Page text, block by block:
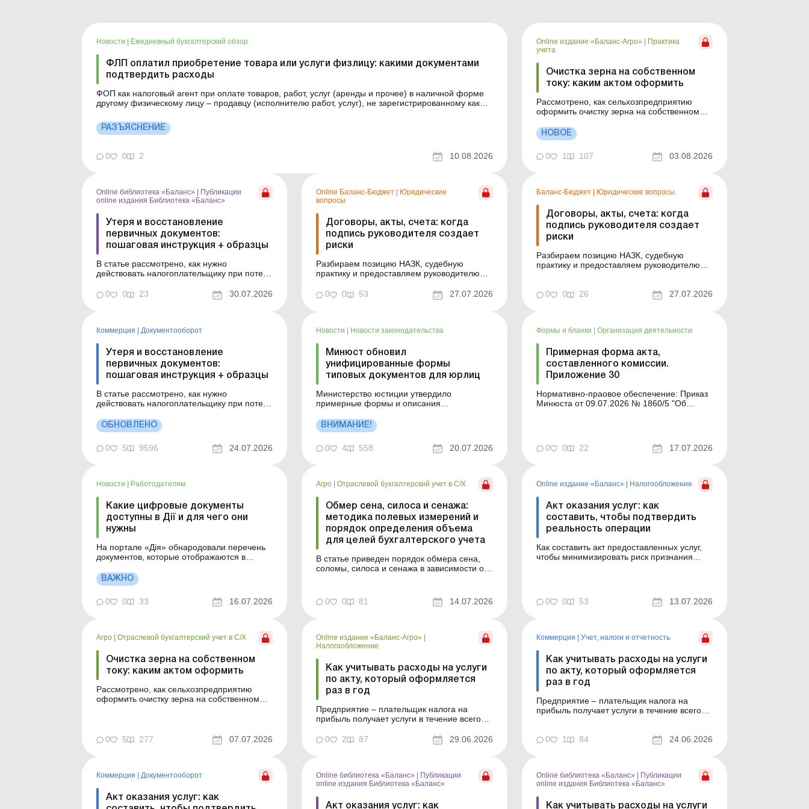
Новости Ежедневный бухгалтерский обзор
ФЛП оплатил приобретение товара или услуги физлицу: какими документами
подтвердить расходы
ФОП как налоговый агент при оплате товаров, работ, услуг (аренды и прочее) в наличной форме
другому физическому лицу – продавцу (исполнителю работ, услуг), не зарегистрированному как
(выполненных работ) (исполни...
РАЗЪЯСНЕНИЕ
0 0 2 10.08.2026
Online издание «Баланс-Агро»
Практика
учета
Очистка зерна на собственном
току: каким актом оформить
Рассмотрено, как сельхозпредприятию
оформить очистку зерна на собственном
34, можно ли использовать форму № 82
старого образца, как утвердить
собственный акт и как проверить
показатели очистки по контрольным
НОВОЕ
0 1 107 03.08.2026
Online библиотека «Баланс»
Публикации
online издания Библиотека «Баланс»
Утеря и восстановление
первичных документов:
пошаговая инструкция + образцы
В статье рассмотрено, как нужно
действовать налогоплательщику при потере
образцы необходимых документов. Серия
Библиотека «Баланс» Спецтема
первичных документов может быть ...
0 0 23 30.07.2026
Online Баланс-Бюджет
Юридические
вопросы
Договоры, акты, счета: когда
подпись руководителя создает
риски
Разбираем позицию НАЗК, судебную
практику и предоставляем руководителю
чтобы не очутиться под угрозой
ли подпись руководителя на акте или ...
0 0 53 27.07.2026
Баланс-Бюджет Юридические вопросы.
Договоры, акты, счета: когда
подпись руководителя создает
риски
Разбираем позицию НАЗК, судебную
практику и предоставляем руководителю
ответственности. Тема статьи: Договоры,
0 0 26 27.07.2026
Коммерция | Документооборот
Утеря и восстановление
первичных документов:
пошаговая инструкция + образцы
В статье рассмотрено, как нужно
действовать налогоплательщику при потере
образцы необходимых документов. Утеря
первичных документов может быть связана
с небрежностью лиц, ответственных за
хранение документов, кражей, природными
ОБНОВЛЕНО
0 5 9596 24.07.2026
Новости | Новости законодательства
Минюст обновил
унифицированные формы
типовых документов для юрлиц
Министерство юстиции утвердило
примерные формы и описания
создаются во время деятельности
юридических лиц. Больше по теме:
Правила делопроизводства: изменения в
электронном документообороте и другие
ВНИМАНИЕ!
0 4 558 20.07.2026
Формы и бланки | Организация деятельности
Примерная форма акта,
составленного комиссии.
Приложение 30
Нормативно-праовое обеспечение: Приказ
Минюста от 09.07.2026 № 1860/5 "Об
деятельности юридического лица» Форма
для загрузки: Другие примерные формы и
0 0 22 17.07.2026
Новости | Работодателям.
Какие цифровые документы
доступны в Дії и для чего они
нужны
На портале «Дія» обнародовали перечень
документов, которые отображаются в
чего они – узнайте из этого материала.
Больше по теме: Когда и как подать
декларацию об имущественном состоянии
и доходах В приложении «Дія» уже досту...
ВАЖНО
0 0 33 16.07.2026
Агро | Отраслевой бухгалтерский учет в С/Х
Обмер сена, силоса и сенажа:
методика полевых измерений и
порядок определения объема
для целей бухгалтерского учета
В статье приведен порядок обмера сена,
соломы, силоса и сенажа в зависимости от
измерений для целей бухгалтерского учета.
Остатки кормов в бухгалтерском учете
фа...
0 0 81 14.07.2026
Online издание «Баланс» | Налогообложение
Акт оказания услуг: как
составить, чтобы подтвердить
реальность операции
Как составить акт предоставленных услуг,
чтобы минимизировать риск признания
первички на услуги) и как широко
раскрывать содержание операции? Обо все
0 0 53 13.07.2026
Агро Отраслевой бухгалтерский учет в С/Х
Очистка зерна на собственном
току: каким актом оформить
Рассмотрено, как сельхозпредприятию
оформить очистку зерна на собственном
собственный акт и как проверить
показатели очистки по контрольным
0 5 277 07.07.2026
Online издание «Баланс-Агро»
Налогообложение
Как учитывать расходы на услуги
по акту, который оформляется
раз в год
Предприятие – плательщик налога на
прибыль получает услуги в течение всего
оформляет акт оказанных услуг только раз
по результатам такого года. Как получателю
30 июня 2026...
0 2 87 29.06.2026
Коммерция Учет, налоги и отчетность
Как учитывать расходы на услуги
по акту, который оформляется
раз в год
Предприятие – плательщик налога на
прибыль получает услуги в течение всего
по результатам такого года. Как получателю
0 1 84 24.06.2026
Коммерция Документооборот
Акт оказания услуг: как
Online библиотека «Баланс»
Публикации
online издания Библиотека «Баланс»
Акт оказания услуг: как
Online библиотека «Баланс»
Публикации
online издания Библиотека «Баланс»
Как учитывать расходы на услуги